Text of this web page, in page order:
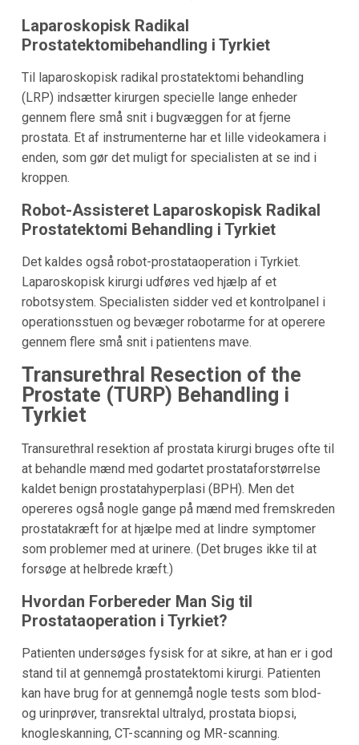
Laparoskopisk Radikal
Prostatektomibehandling i Tyrkiet
Til laparoskopisk radikal prostatektomi behandling
(LRP) indsætter kirurgen specielle lange enheder
gennem flere små snit i bugvæggen for at fjerne
prostata. Et af instrumenterne har et lille videokamera i
enden, som gør det muligt for specialisten at se ind i
kroppen.
Robot-Assisteret Laparoskopisk Radikal
Prostatektomi Behandling i Tyrkiet
Det kaldes også robot-prostataoperation i Tyrkiet.
Laparoskopisk kirurgi udføres ved hjælp af et
robotsystem. Specialisten sidder ved et kontrolpanel i
operationsstuen og bevæger robotarme for at operere
gennem flere små snit i patientens mave.
Transurethral Resection of the
Prostate (TURP) Behandling i
Tyrkiet
Transurethral resektion af prostata kirurgi bruges ofte til
at behandle mænd med godartet prostataforstørrelse
kaldet benign prostatahyperplasi (BPH). Men det
opereres også nogle gange på mænd med fremskreden
prostatakræft for at hjælpe med at lindre symptomer
som problemer med at urinere. (Det bruges ikke til at
forsøge at helbrede kræft.)
Hvordan Forbereder Man Sig til
Prostataoperation i Tyrkiet?
Patienten undersøges fysisk for at sikre, at han er i god
stand til at gennemgå prostatektomi kirurgi. Patienten
kan have brug for at gennemgå nogle tests som blod-
og urinprøver, transrektal ultralyd, prostata biopsi,
knogleskanning, CT-scanning og MR-scanning.